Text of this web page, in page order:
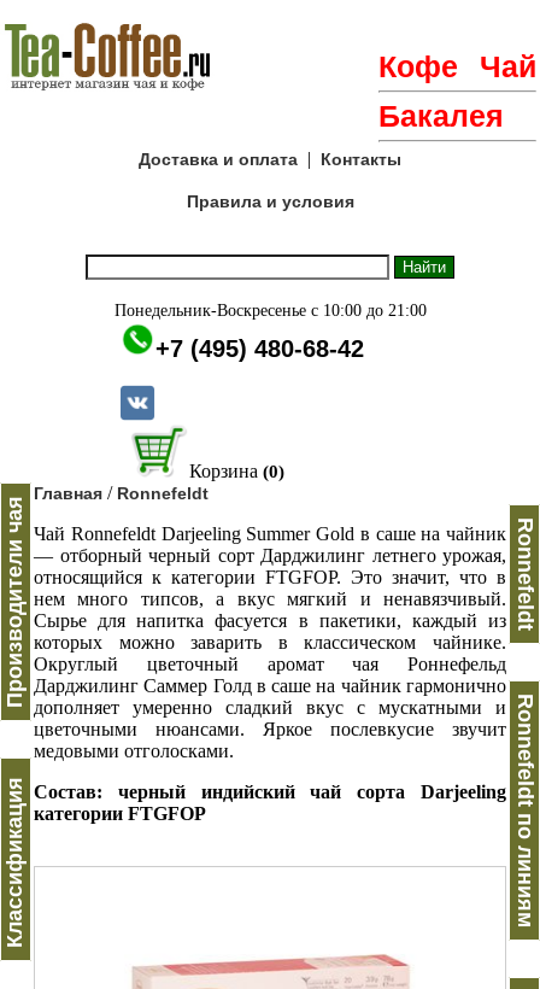
Кофе
Чай
Бакалея
Доставка и оплата | Контакты
Правила и условия
Понедельник-Воскресенье с 10:00 до 21:00
+7 (495) 480-68-42
Корзина (0)
Производители чая
Классификация
Главная / Ronnefeldt
Чай Ronnefeldt Darjeeling Summer Gold в саше на чайник
— отборный черный сорт Дарджилинг летнего урожая,
относящийся к категории FTGFOP. Это значит, что в
нем много типсов, а вкус мягкий и ненавязчивый.
Сырье для напитка фасуется в пакетики, каждый из
которых можно заварить в классическом чайнике.
Округлый цветочный аромат чая Роннефельд
Дарджилинг Саммер Голд в саше на чайник гармонично
дополняет умеренно сладкий вкус с мускатными и
цветочными нюансами. Яркое послевкусие звучит
медовыми отголосками.
Состав: черный индийский чай сорта Darjeeling
категории FTGFOP
Ronnefeldt
Ronnefeldt по линиям